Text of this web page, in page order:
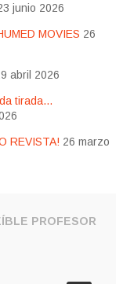
junio 2026
MOVIES 26
abril 2026
tirada…
REVISTA! 26 marzo
PROFESOR